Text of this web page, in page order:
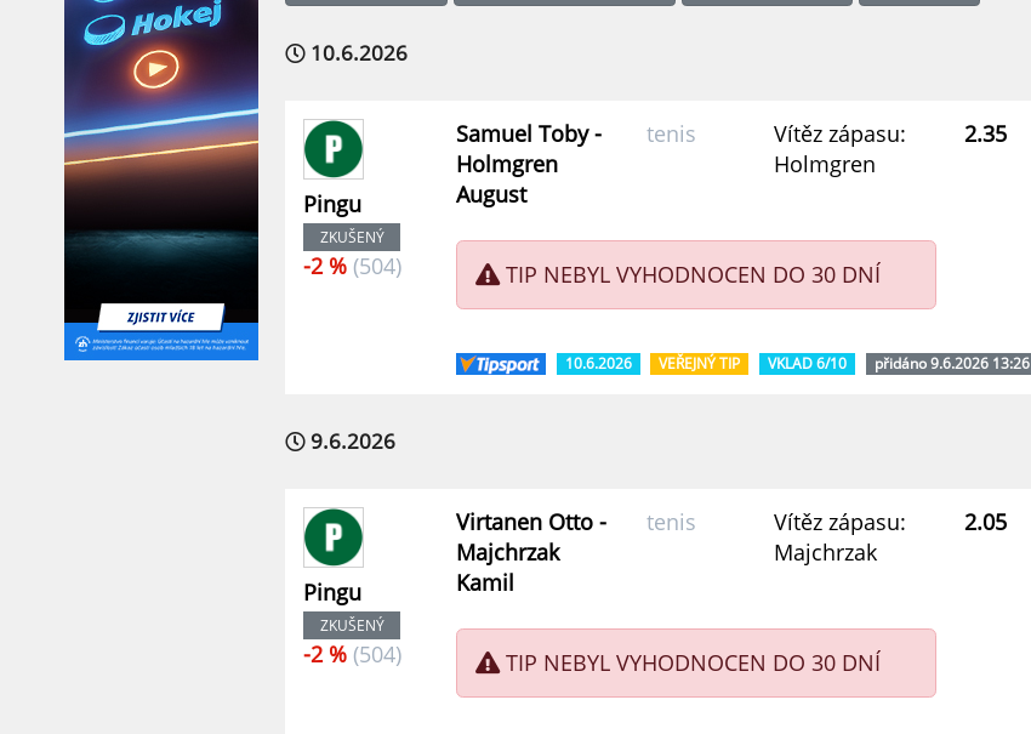
10.6.2026
Pingu
ZKUŠENÝ
-2 % (504)
Samuel Toby -
Holmgren
August
tenis
Vítěz zápasu:
Holmgren
2.35
TIP NEBYL VYHODNOCEN DO 30 DNÍ
10.6.2026 VEŘEJNÝ TIP VKLAD 6/10 přidáno 9.6.2026 13:26
9.6.2026
Pingu
ZKUŠENÝ
-2 % (504)
Virtanen Otto -
Majchrzak
Kamil
tenis
Vítěz zápasu:
Majchrzak
2.05
TIP NEBYL VYHODNOCEN DO 30 DNÍ